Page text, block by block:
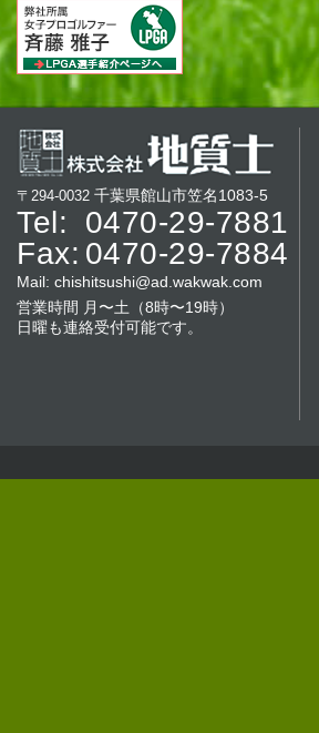
〒294-0032 千葉県館山市笠名1083-5
Tel:
0470-29-7881
Fax: 0470-29-7884
Mail: chishitsushi@ad.wakwak.com
営業時間 月〜土（8時〜19時）
日曜も連絡受付可能です。